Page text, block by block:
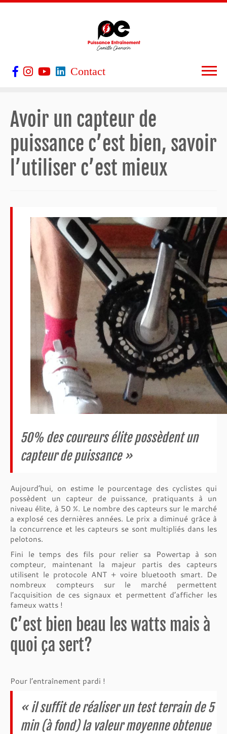
Contact
Avoir un capteur de
puissance c’est bien, savoir
l’utiliser c’est mieux
50% des coureurs élite possèdent un
capteur de puissance »
Aujourd’hui, on estime le pourcentage des cyclistes qui
possèdent un capteur de puissance, pratiquants à un
niveau élite, à 50 %. Le nombre des capteurs sur le marché
a explosé ces dernières années. Le prix a diminué grâce à
la concurrence et les capteurs se sont multipliés dans les
pelotons.
Fini le temps des fils pour relier sa Powertap à son
compteur, maintenant la majeur partis des capteurs
utilisent le protocole ANT + voire bluetooth smart. De
nombreux compteurs sur le marché permettent
l’acquisition de ces signaux et permettent d’afficher les
fameux watts !
C’est bien beau les watts mais à
quoi ça sert?
Pour l’entraînement pardi !
« il suffit de réaliser un test terrain de 5
min (à fond) la valeur moyenne obtenue